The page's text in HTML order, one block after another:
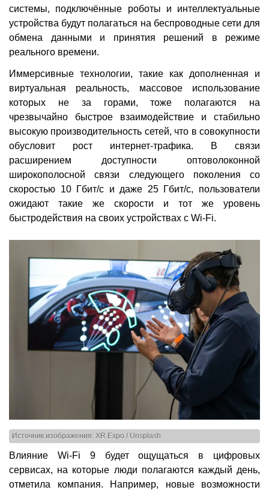
системы, подключённые роботы и интеллектуальные
устройства будут полагаться на беспроводные сети для
обмена данными и принятия решений в режиме
реального времени.
Иммерсивные технологии, такие как дополненная и
виртуальная реальность, массовое использование
которых не за горами, тоже полагаются на
чрезвычайно быстрое взаимодействие и стабильно
высокую производительность сетей, что в совокупности
обусловит рост интернет-трафика. В связи
расширением доступности оптоволоконной
широкополосной связи следующего поколения со
скоростью 10 Гбит/с и даже 25 Гбит/с, пользователи
ожидают такие же скорости и тот же уровень
быстродействия на своих устройствах с Wi-Fi.
Источник изображения: XR Expo / Unsplash
Влияние Wi-Fi 9 будет ощущаться в цифровых
сервисах, на которые люди полагаются каждый день,
отметила компания. Например, новые возможности